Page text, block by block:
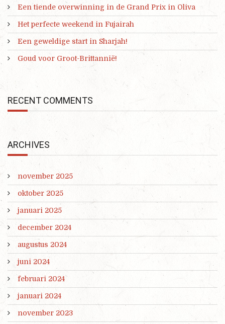
Een tiende overwinning in de Grand Prix in Oliva
Het perfecte weekend in Fujairah
Een geweldige start in Sharjah!
Goud voor Groot-Brittannië!
RECENT COMMENTS
ARCHIVES
november 2025
oktober 2025
januari 2025
december 2024
augustus 2024
juni 2024
februari 2024
januari 2024
november 2023